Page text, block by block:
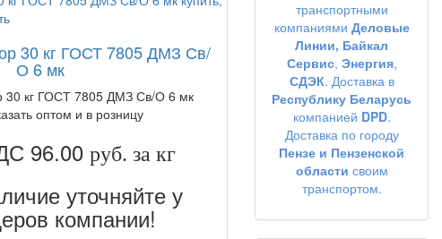
30 кг ГОСТ 7805 ДМЗ Св/
О 6 мк
30 кг ГОСТ 7805 ДМЗ Св/О 6 мк
оптом и в розницу
96.00 руб. за кг
уточняйте у
компании!
транспортными
компаниями Деловые
Линии, Байкал
Сервис, Энергия,
СДЭК. Доставка в
Республику Беларусь
компанией DPD.
Доставка по городу
Пензе и Пензенской
области своим
транспортом.